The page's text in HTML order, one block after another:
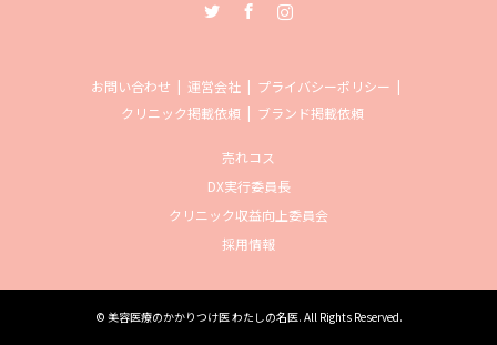
お問い合わせ 運営会社
プライバシーポリシー
クリニック掲載依頼
ブランド掲載依頼
売れコス
DX実行委員長
クリニック収益向上委員会
採用情報
© 美容医療のかかりつけ医 わたしの名医. All Rights Reserved.